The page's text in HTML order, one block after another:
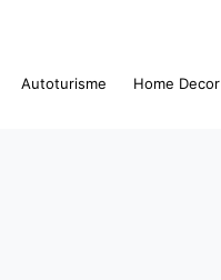
Autoturisme Home Decor